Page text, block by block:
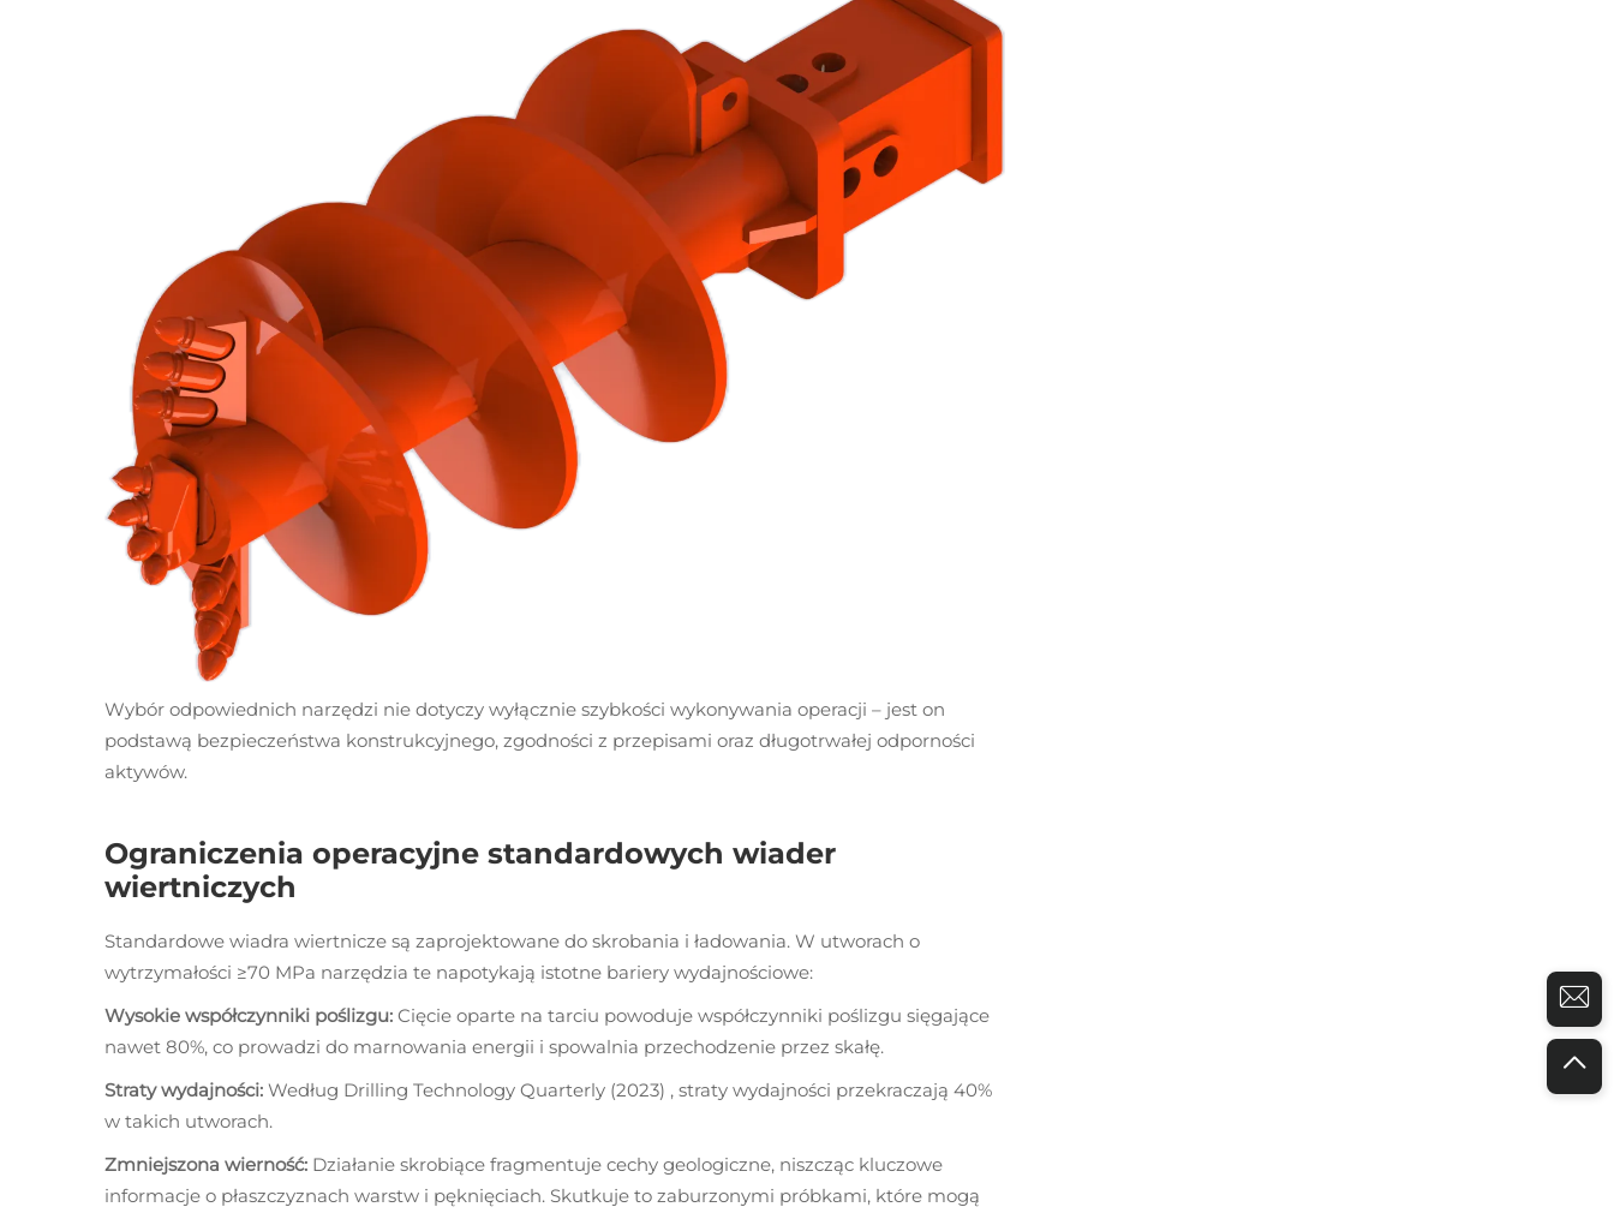
Wybór odpowiednich narzędzi nie dotyczy wyłącznie szybkości wykonywania operacji – jest on
podstawą bezpieczeństwa konstrukcyjnego, zgodności z przepisami oraz długotrwałej odporności
aktywów.
Ograniczenia operacyjne standardowych wiader
wiertniczych
Standardowe wiadra wiertnicze są zaprojektowane do skrobania i ładowania. W utworach o
wytrzymałości ≥70 MPa narzędzia te napotykają istotne bariery wydajnościowe:
Wysokie współczynniki poślizgu: Cięcie oparte na tarciu powoduje współczynniki poślizgu sięgające
nawet 80%, co prowadzi do marnowania energii i spowalnia przechodzenie przez skałę.
Straty wydajności: Według Drilling Technology Quarterly (2023) , straty wydajności przekraczają 40%
w takich utworach.
Zmniejszona wierność: Działanie skrobiące fragmentuje cechy geologiczne, niszcząc kluczowe
informacje o płaszczyznach warstw i pęknięciach. Skutkuje to zaburzonymi próbkami, które mogą